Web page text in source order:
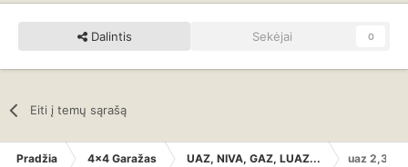
Dalintis Sekėjai 0
Eiti į temų sąrašą
Pradžia 4x4 Garažas UAZ, NIVA, GAZ, LUAZ... uaz 2,3d